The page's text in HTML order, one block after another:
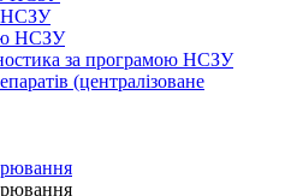
НСЗУ
НСЗУ
за програмою НСЗУ
(централізоване